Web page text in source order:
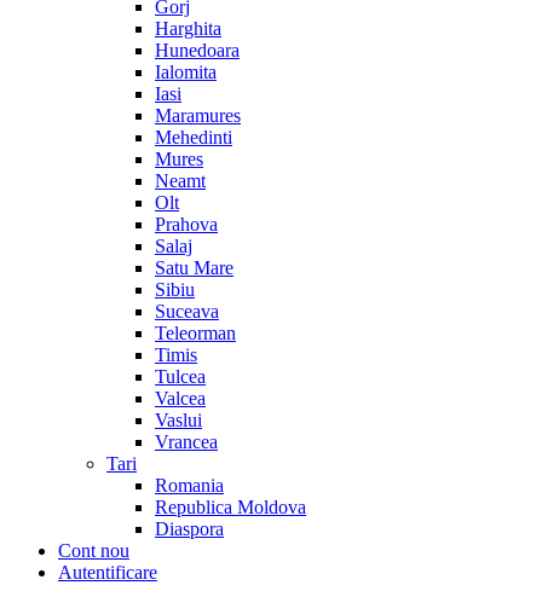
Gorj
Harghita
Hunedoara
Ialomita
Iasi
Maramures
Mehedinti
Mures
Neamt
Olt
Prahova
Salaj
Satu Mare
Sibiu
Suceava
Teleorman
Timis
Tulcea
Valcea
Vaslui
Vrancea
Tari
Romania
Republica Moldova
Diaspora
Cont nou
Autentificare